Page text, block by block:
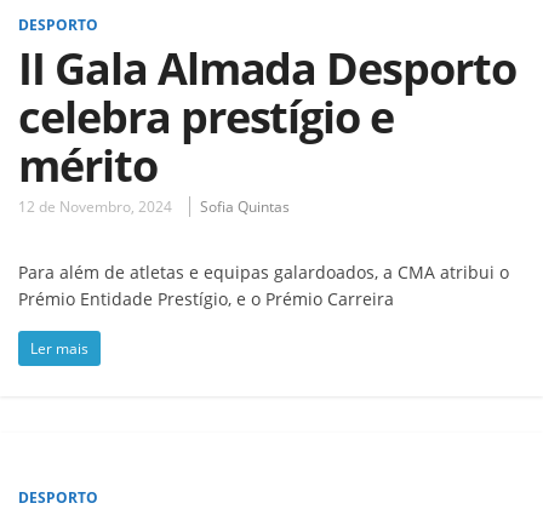
DESPORTO
II Gala Almada Desporto
celebra prestígio e
mérito
12 de Novembro, 2024 Sofia Quintas
Para além de atletas e equipas galardoados, a CMA atribui o
Prémio Entidade Prestígio, e o Prémio Carreira
Ler mais
DESPORTO